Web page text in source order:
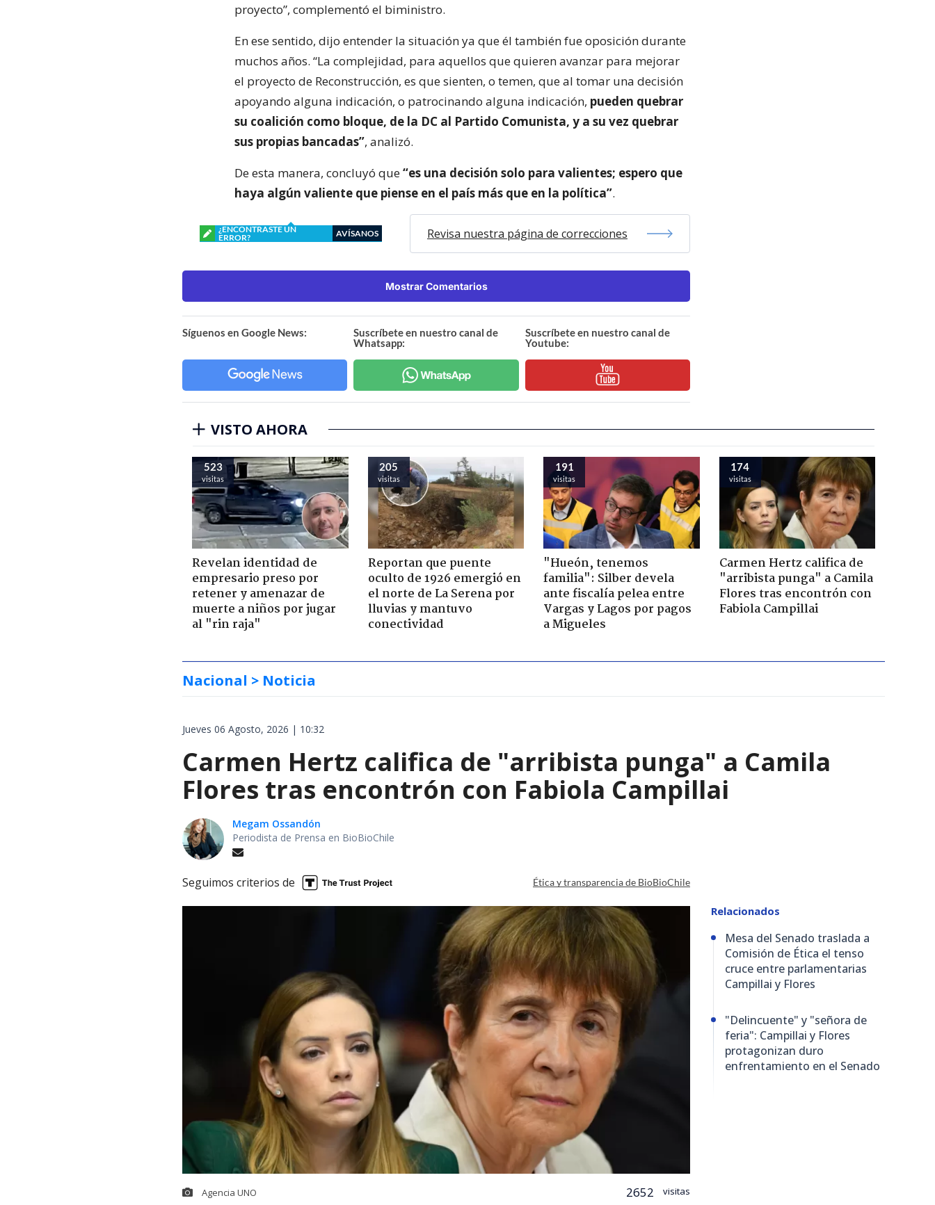
proyecto”, complementó el biministro.
En ese sentido, dijo entender la situación ya que él también fue oposición durante
muchos años. “La complejidad, para aquellos que quieren avanzar para mejorar
el proyecto de Reconstrucción, es que sienten, o temen, que al tomar una decisión
apoyando alguna indicación, o patrocinando alguna indicación, pueden quebrar
su coalición como bloque, de la DC al Partido Comunista, y a su vez quebrar
sus propias bancadas”, analizó.
De esta manera, concluyó que“es una decisión solo para valientes; espero que
haya algún valiente que piense en el país más que en la política”.
¿ENCONTRASTE UN
ERROR?
AVÍSANOS Revisa nuestra página de correcciones
Mostrar Comentarios
Síguenos en Google News:
Suscríbete en nuestro canal de
Whatsapp:
Suscríbete en nuestro canal de
Youtube:
VISTO AHORA
523
visitas
Revelan identidad de
empresario preso por
retener y amenazar de
muerte a niños por jugar
al "rin raja"
205
visitas
Reportan que puente
oculto de 1926 emergió en
el norte de La Serena por
lluvias y mantuvo
conectividad
191
visitas
"Hueón, tenemos
familia": Silber devela
ante fiscalía pelea entre
Vargas y Lagos por pagos
a Migueles
174
visitas
Carmen Hertz califica de
"arribista punga" a Camila
Flores tras encontrón con
Fabiola Campillai
Nacional > Noticia
Jueves 06 Agosto, 2026 | 10:32
Carmen Hertz califica de "arribista punga" a Camila
Flores tras encontrón con Fabiola Campillai
Megam Ossandón
Periodista de Prensa en BioBioChile
Seguimos criterios de Ética y transparencia de BioBioChile
Agencia UNO 2652 visitas
Relacionados
Mesa del Senado traslada a
Comisión de Ética el tenso
cruce entre parlamentarias
Campillai y Flores
"Delincuente" y "señora de
feria": Campillai y Flores
protagonizan duro
enfrentamiento en el Senado